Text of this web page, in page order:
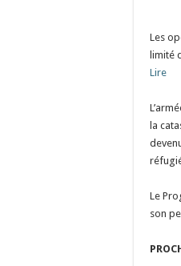
Les
limité
Lire
la
Le
son